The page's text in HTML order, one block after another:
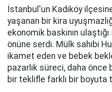
İstanbul'un Kadıköy
yaşanan bir kira
ekonomik baskının
önüne serdi. Mülk sahibi
ikamet eden ve bebek
pazarlık süreci, daha
bir teklifle farklı bir boyuta